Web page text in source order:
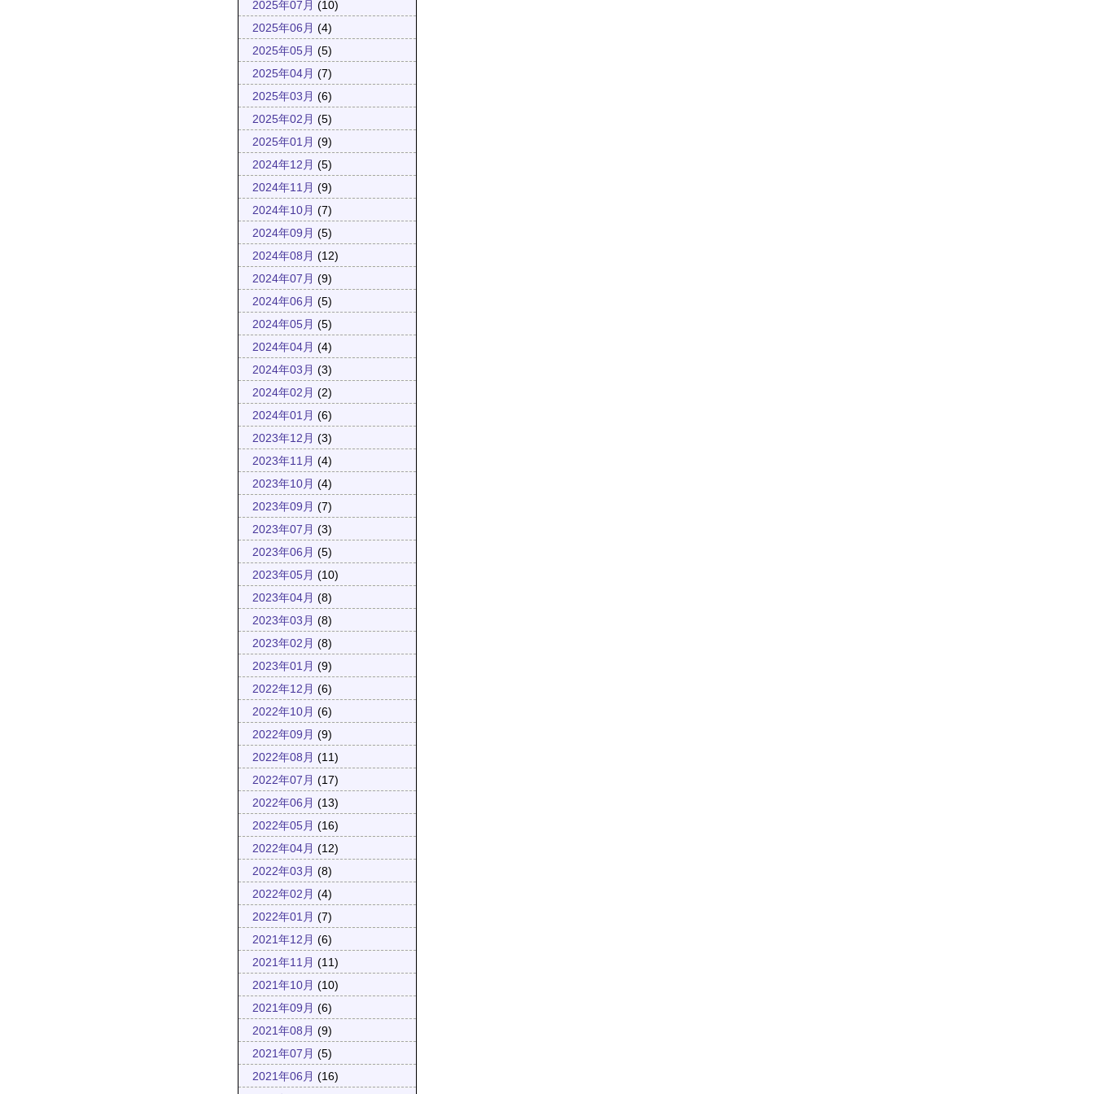
2025年07月 (10)
2025年06月 (4)
2025年05月 (5)
2025年04月 (7)
2025年03月 (6)
2025年02月 (5)
2025年01月 (9)
2024年12月 (5)
2024年11月 (9)
2024年10月 (7)
2024年09月 (5)
2024年08月 (12)
2024年07月 (9)
2024年06月 (5)
2024年05月 (5)
2024年04月 (4)
2024年03月 (3)
2024年02月 (2)
2024年01月 (6)
2023年12月 (3)
2023年11月 (4)
2023年10月 (4)
2023年09月 (7)
2023年07月 (3)
2023年06月 (5)
2023年05月 (10)
2023年04月 (8)
2023年03月 (8)
2023年02月 (8)
2023年01月 (9)
2022年12月 (6)
2022年10月 (6)
2022年09月 (9)
2022年08月 (11)
2022年07月 (17)
2022年06月 (13)
2022年05月 (16)
2022年04月 (12)
2022年03月 (8)
2022年02月 (4)
2022年01月 (7)
2021年12月 (6)
2021年11月 (11)
2021年10月 (10)
2021年09月 (6)
2021年08月 (9)
2021年07月 (5)
2021年06月 (16)